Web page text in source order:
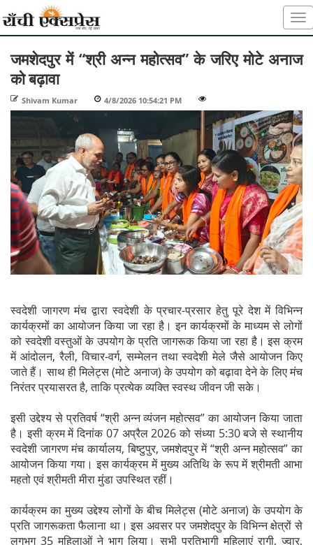
जमशेदपुर में “श्री अन्न महोत्सव” के जरिए मोटे अनाज
को बढ़ावा
Shivam Kumar 4/8/2026 10:54:21 PM
स्वदेशी जागरण मंच द्वारा स्वदेशी के प्रचार-प्रसार हेतु पूरे देश में विभिन्न
कार्यक्रमों का आयोजन किया जा रहा है। इन कार्यक्रमों के माध्यम से लोगों
को स्वदेशी वस्तुओं के उपयोग के प्रति जागरूक किया जा रहा है। इस क्रम
में आंदोलन, रैली, विचार-वर्ग, सम्मेलन तथा स्वदेशी मेले जैसे आयोजन किए
जाते हैं। साथ ही मिलेट्स (मोटे अनाज) के उपयोग को बढ़ावा देने के लिए मंच
निरंतर प्रयासरत है, ताकि प्रत्येक व्यक्ति स्वस्थ जीवन जी सके।
इसी उद्देश्य से प्रतिवर्ष “श्री अन्न व्यंजन महोत्सव” का आयोजन किया जाता
है। इसी क्रम में दिनांक 07 अप्रैल 2026 को संध्या 5:30 बजे से स्थानीय
स्वदेशी जागरण मंच कार्यालय, बिष्टुपुर, जमशेदपुर में “श्री अन्न महोत्सव” का
आयोजन किया गया। इस कार्यक्रम में मुख्य अतिथि के रूप में श्रीमती आभा
महतो एवं श्रीमती मीरा मुंडा उपस्थित रहीं।
कार्यक्रम का मुख्य उद्देश्य लोगों के बीच मिलेट्स (मोटे अनाज) के उपयोग के
प्रति जागरूकता फैलाना था। इस अवसर पर जमशेदपुर के विभिन्न क्षेत्रों से
लगभग 35 महिलाओं ने भाग लिया। सभी प्रतिभागी महिलाएं रागी, ज्वार,